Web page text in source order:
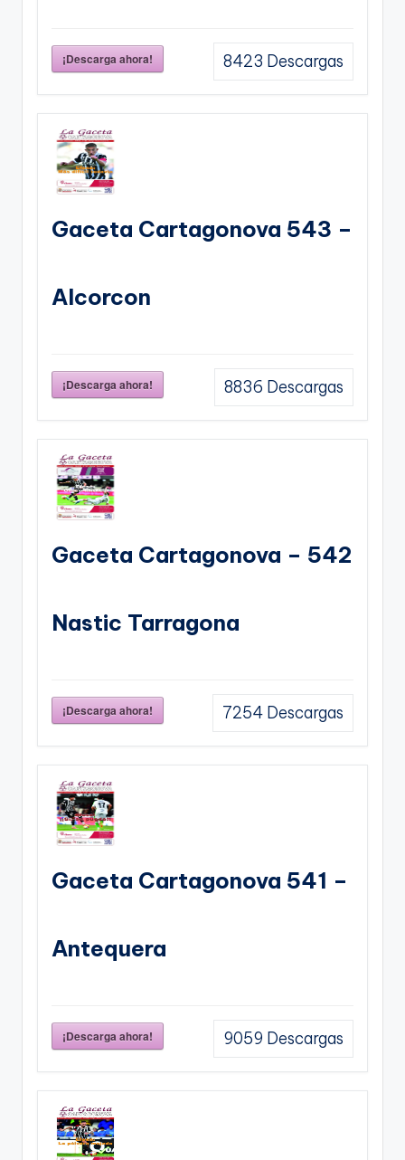
¡Descarga ahora! 8423 Descargas
Gaceta Cartagonova 543 –
Alcorcon
¡Descarga ahora! 8836 Descargas
Gaceta Cartagonova – 542
Nastic Tarragona
¡Descarga ahora! 7254 Descargas
Gaceta Cartagonova 541 –
Antequera
¡Descarga ahora! 9059 Descargas